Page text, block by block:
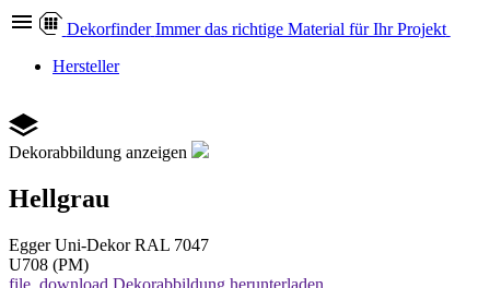
Dekorfinder Immer das richtige Material für Ihr Projekt
Hersteller
Dekorabbildung anzeigen
Hellgrau
Egger Uni-Dekor RAL 7047
U708 (PM)
file_download Dekorabbildung herunterladen